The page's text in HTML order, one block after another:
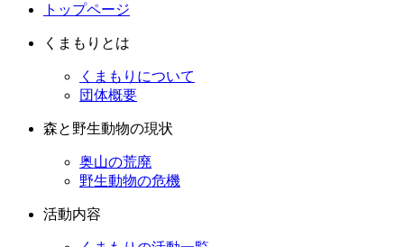
トップページ
くまもりとは
くまもりについて
団体概要
森と野生動物の現状
奥山の荒廃
野生動物の危機
活動内容